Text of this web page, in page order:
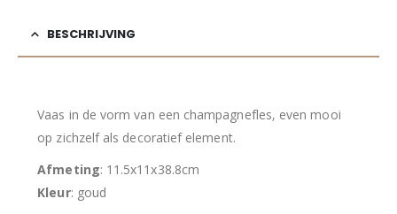
BESCHRIJVING
Vaas in de vorm van een champagnefles, even mooi
op zichzelf als decoratief element.
Afmeting: 11.5x11x38.8cm
Kleur: goud